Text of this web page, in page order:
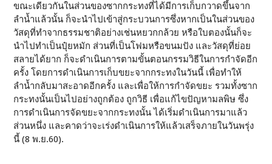
ขณะเดียวกันในส่วนของซากกระทงที่ได้มีการเก็บกวาดขึ้นจาก
ลำน้ำแล้วนั้น ก็จะนำไปเข้าสู่กระบวนการซึ่งหากเป็นในส่วนของ
วัสดุที่ทำจากธรรมชาติอย่างเช่นหยวกกล้วย หรือใบตองนั้นก็จะ
นำไปทำเป็นปุ๋ยหมัก ส่วนที่เป็นโฟมหรือขนมปัง และวัสดุที่ย่อย
สลายได้ยาก ก็จะดำเนินการตามขั้นตอนกรรมวิธีในการกำจัดอีก
ครั้ง โดยการดำเนินการเก็บขยะจากกระทงในวันนี้ เพื่อทำให้
ลำน้ำกลับมาสะอาดอีกครั้ง และเพื่อให้การกำจัดขยะ รวมทั้งซาก
กระทงนั้นเป็นไปอย่างถูกต้อง ถูกวิธี เพื่อแก้ไขปัญหามลพิษ ซึ่ง
การดำเนินการจัดขยะจากกระทงนั้น ได้เริ่มดำเนินการมาแล้ว
ส่วนหนึ่ง และคาดว่าจะเร่งดำเนินการให้แล้วเสร็จภายในวันพรุ่ง
นี้ (8 พ.ย.60).